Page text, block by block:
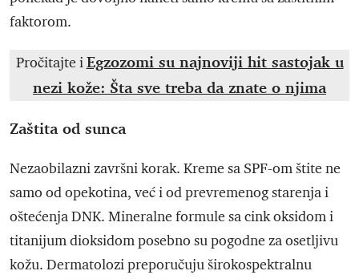
faktorom.
Pročitajte iEgzozomi su najnoviji hit sastojak u
nezi kože: Šta sve treba da znate o njima
Zaštita od sunca
Nezaobilazni završni korak. Kreme sa SPF-om štite ne
samo od opekotina, već i od prevremenog starenja i
oštećenja DNK. Mineralne formule sa cink oksidom i
titanijum dioksidom posebno su pogodne za osetljivu
kožu. Dermatolozi preporučuju širokospektralnu